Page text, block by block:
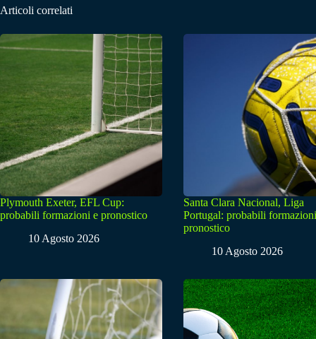
Articoli correlati
Plymouth Exeter, EFL Cup:
probabili formazioni e pronostico
10 Agosto 2026
Santa Clara Nacional, Liga
Portugal: probabili
pronostico
10 Agosto 2026